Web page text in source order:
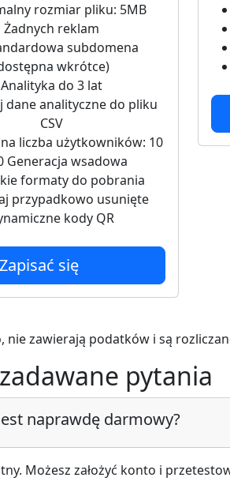
rozmiar pliku: 5MB
Żadnych reklam
subdomena
wkrótce)
Analityka do 3 lat
dane analityczne do pliku
CSV
liczba użytkowników: 10
Generacja wsadowa
formaty do pobrania
przypadkowo usunięte
kody QR
Zapisać się
nie zawierają podatków i są
pytania
naprawdę darmowy?
Możesz założyć konto i